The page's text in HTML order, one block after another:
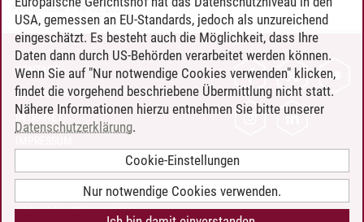
Pressestelle/18.02.2021
KONTAKT
LEUPHANA ALS ARBEITGEBER
INTRANET
BARRIEREFREIHEIT
COOKIE-EINSTELLUNGEN
USA, gemessen an EU-Standards, jedoch als unzureichend
eingeschätzt. Es besteht auch die Möglichkeit, dass Ihre
Daten dann durch US-Behörden verarbeitet werden können.
Wenn Sie auf "Nur notwendige Cookies verwenden" klicken,
findet die vorgehend beschriebene Übermittlung nicht statt.
Nähere Informationen hierzu entnehmen Sie bitte unserer
Datenschutzerklärung.
Cookie-Einstellungen
Nur notwendige Cookies verwenden.